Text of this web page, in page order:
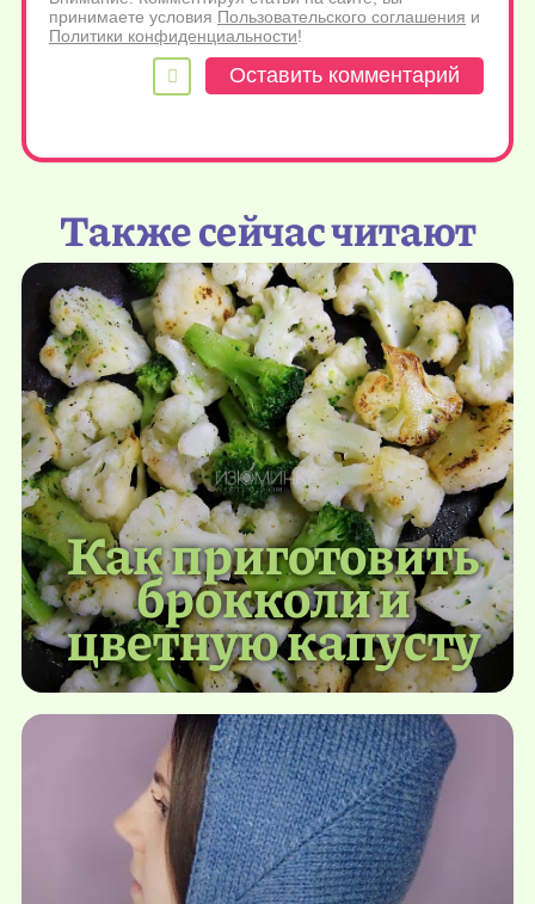
принимаете условия Пользовательского соглашения и
Политики конфиденциальности!
Также сейчас читают
Как приготовить
брокколи и
цветную капусту